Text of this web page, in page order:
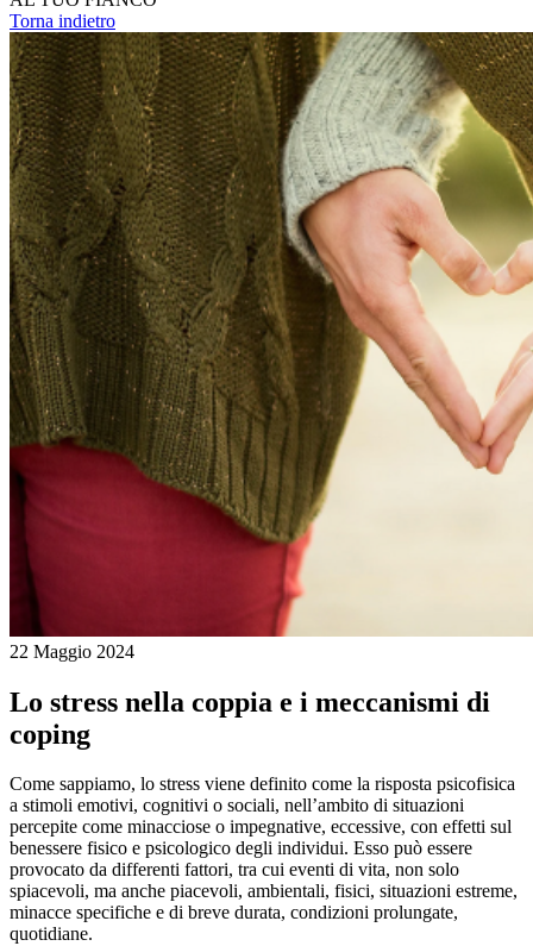
Torna indietro
22 Maggio 2024
Lo stress nella coppia e i meccanismi di
coping
Come sappiamo, lo stress viene definito come la risposta psicofisica
a stimoli emotivi, cognitivi o sociali, nell’ambito di situazioni
percepite come minacciose o impegnative, eccessive, con effetti sul
benessere fisico e psicologico degli individui. Esso può essere
provocato da differenti fattori, tra cui eventi di vita, non solo
spiacevoli, ma anche piacevoli, ambientali, fisici, situazioni estreme,
minacce specifiche e di breve durata, condizioni prolungate,
quotidiane.